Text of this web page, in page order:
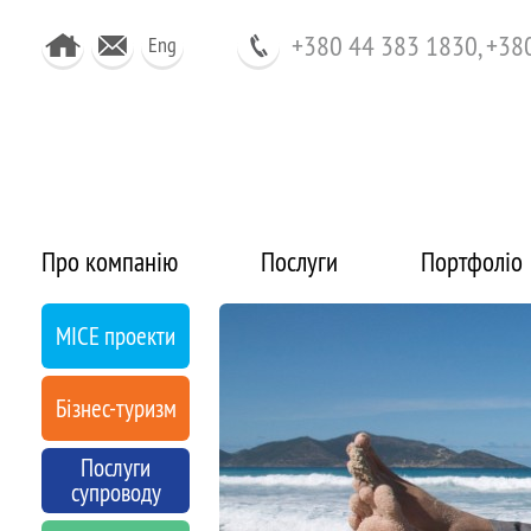
Eng +380 44 383 1830,
Про компанію Послуги Портфоліо
MICE проекти
Бізнес-туризм
Послуги
супроводу